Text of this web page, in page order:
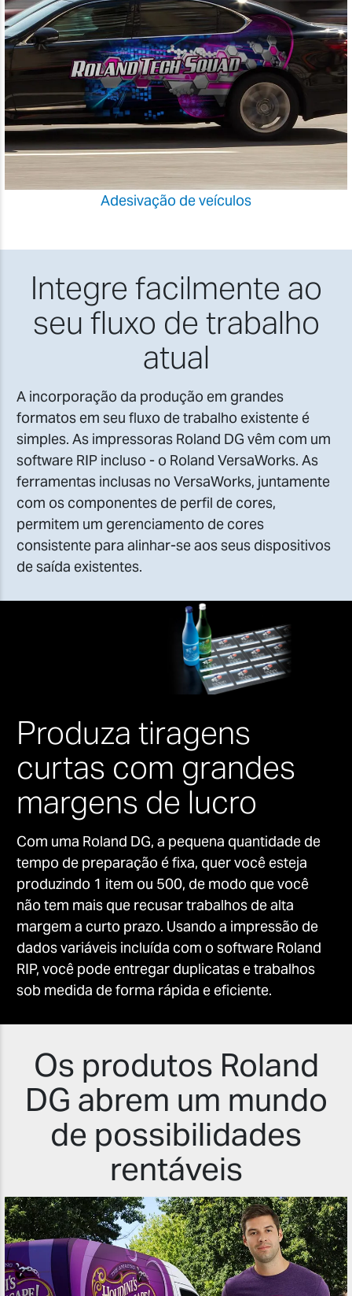
Adesivação de veículos
Integre facilmente ao
seu fluxo de trabalho
atual
A incorporação da produção em grandes
formatos em seu fluxo de trabalho existente é
simples. As impressoras Roland DG vêm com um
software RIP incluso - o Roland VersaWorks. As
ferramentas inclusas no VersaWorks, juntamente
com os componentes de perfil de cores,
permitem um gerenciamento de cores
consistente para alinhar-se aos seus dispositivos
de saída existentes.
Produza tiragens
curtas com grandes
margens de lucro
Com uma Roland DG, a pequena quantidade de
tempo de preparação é fixa, quer você esteja
produzindo 1 item ou 500, de modo que você
não tem mais que recusar trabalhos de alta
margem a curto prazo. Usando a impressão de
dados variáveis incluída com o software Roland
RIP, você pode entregar duplicatas e trabalhos
sob medida de forma rápida e eficiente.
Os produtos Roland
DG abrem um mundo
de possibilidades
rentáveis